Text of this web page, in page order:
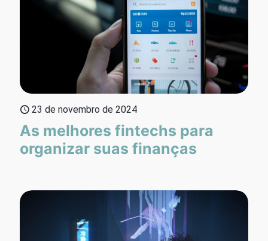
23 de novembro de 2024
As melhores fintechs para
organizar suas finanças